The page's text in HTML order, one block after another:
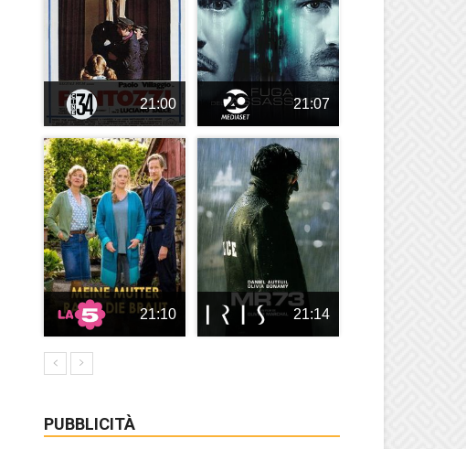
21:00 21:07
21:10 21:14
PUBBLICITÀ